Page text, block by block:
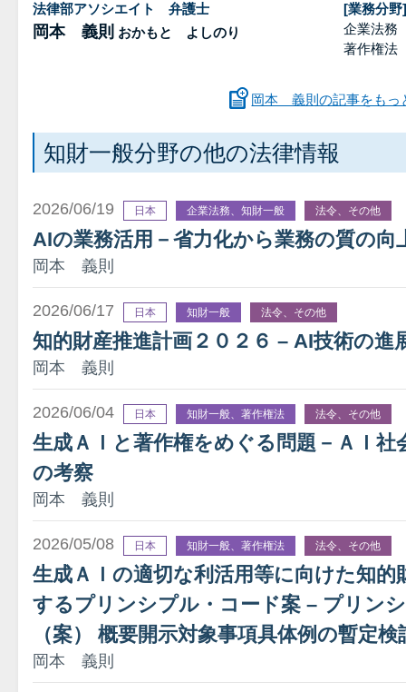
法律部アソシエイト 弁護士
岡本 義則 おかもと よしのり
[業務分野]
企業法
著作権法
岡本 義則の記事をもっ
知財一般分野の他の法律情報
2026/06/19 日本 企業法務、知財一般 法令、その他
AIの業務活用－省力化から業務の質の向
岡本 義則
2026/06/17 日本 知財一般 法令、その他
知的財産推進計画２０２６ – AI技術の進
岡本 義則
2026/06/04 日本 知財一般、著作権法 法令、その他
生成ＡＩと著作権をめぐる問題－ＡＩ社
の考察
岡本 義則
2026/05/08 日本 知財一般、著作権法 法令、その他
生成ＡＩの適切な利活用等に向けた知的
するプリンシプル・コード案 – プリン
（案） 概要開示対象事項具体例の暫定検
岡本 義則